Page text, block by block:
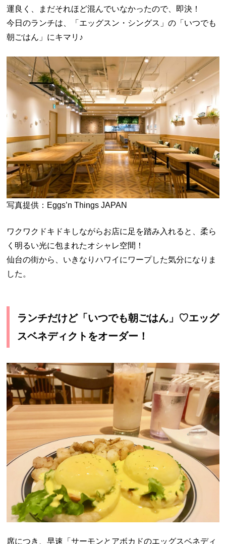
運良く、まだそれほど混んでいなかったので、即決！
今日のランチは、「エッグスン・シングス」の「いつでも
朝ごはん」にキマリ♪
写真提供：Eggs’n Things JAPAN
ワクワクドキドキしながらお店に足を踏み入れると、柔ら
く明るい光に包まれたオシャレ空間！
仙台の街から、いきなりハワイにワープした気分になりま
した。
ランチだけど「いつでも朝ごはん」♡エッグ
スベネディクトをオーダー！
席につき、早速「サーモンとアボカドのエッグスベネディ